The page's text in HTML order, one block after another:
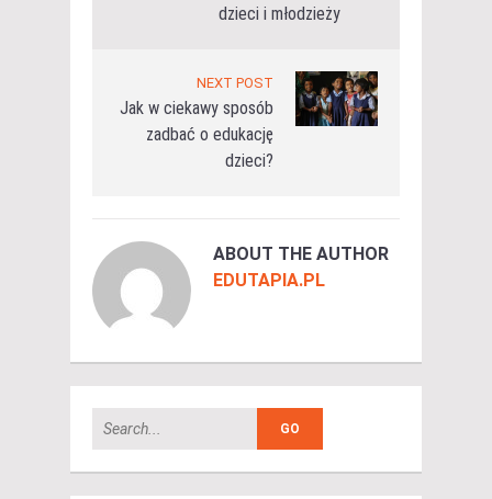
dzieci i młodzieży
NEXT POST
Jak w ciekawy sposób
zadbać o edukację
dzieci?
ABOUT THE AUTHOR
EDUTAPIA.PL